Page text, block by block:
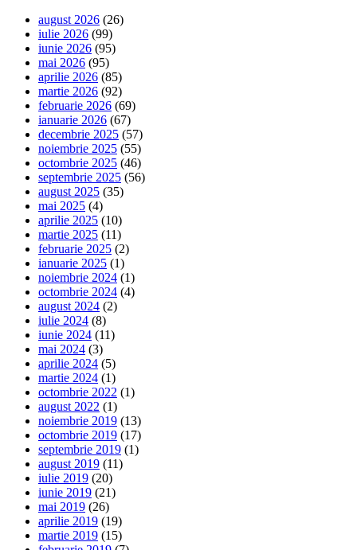
august 2026 (26)
iulie 2026 (99)
iunie 2026 (95)
mai 2026 (95)
aprilie 2026 (85)
martie 2026 (92)
februarie 2026 (69)
ianuarie 2026 (67)
decembrie 2025 (57)
noiembrie 2025 (55)
octombrie 2025 (46)
septembrie 2025 (56)
august 2025 (35)
mai 2025 (4)
aprilie 2025 (10)
martie 2025 (11)
februarie 2025 (2)
ianuarie 2025 (1)
noiembrie 2024 (1)
octombrie 2024 (4)
august 2024 (2)
iulie 2024 (8)
iunie 2024 (11)
mai 2024 (3)
aprilie 2024 (5)
martie 2024 (1)
octombrie 2022 (1)
august 2022 (1)
noiembrie 2019 (13)
octombrie 2019 (17)
septembrie 2019 (1)
august 2019 (11)
iulie 2019 (20)
iunie 2019 (21)
mai 2019 (26)
aprilie 2019 (19)
martie 2019 (15)